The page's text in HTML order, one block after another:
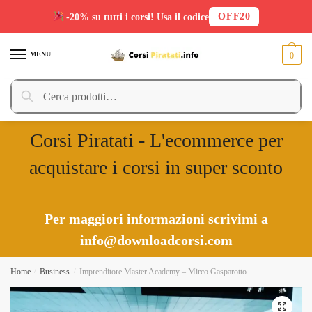
MENU
Cerca:
Cerca
0
Corsi Piratati - L'ecommerce per
acquistare i corsi in super sconto
Per maggiori informazioni scrivimi a
info@downloadcorsi.com
Home Business Imprenditore Master Academy – Mirco Gasparotto
-20% su tutti i corsi! Usa il codice OFF20